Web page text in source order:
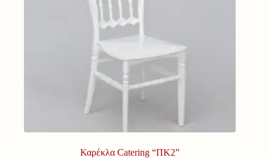
Καρέκλα Catering “ΠΚ2”